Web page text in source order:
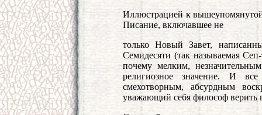
Иллюстрацией к
Писание, включавшее не
только Новый Завет,
Семидесяти (так называемая
почему мелким,
религиозное значение. И
смехотворным, абсурдным
уважающий себя философ верить